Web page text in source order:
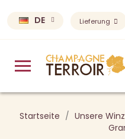
DE Lieferung
Startseite Unsere